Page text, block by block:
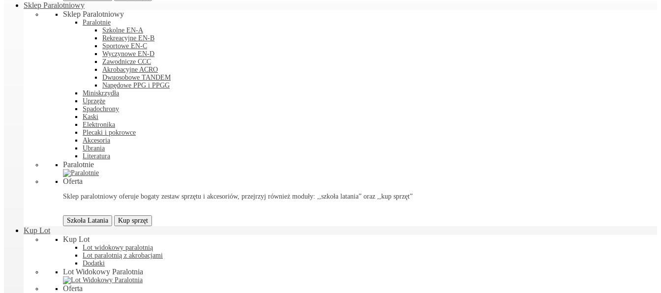
Sklep Paralotniowy
Sklep Paralotniowy
Paralotnie
Szkolne EN-A
Rekreacyjne EN-B
Sportowe EN-C
Wyczynowe EN-D
Zawodnicze CCC
Akrobacyjne ACRO
Dwuosobowe TANDEM
Napędowe PPG i PPGG
Miniskrzydła
Uprzęże
Spadochrony
Kaski
Elektronika
Plecaki i pokrowce
Akcesoria
Ubrania
Literatura
Paralotnie
Oferta
Sklep paralotniowy oferuje bogaty zestaw sprzętu i akcesoriów, przejrzyj również moduły: ,,szkoła latania” oraz ,,kup sprzęt”
Szkoła Latania Kup sprzęt
Kup Lot
Kup Lot
Lot widokowy paralotnią
Lot paralotnią z akrobacjami
Dodatki
Lot Widokowy Paralotnia
Oferta